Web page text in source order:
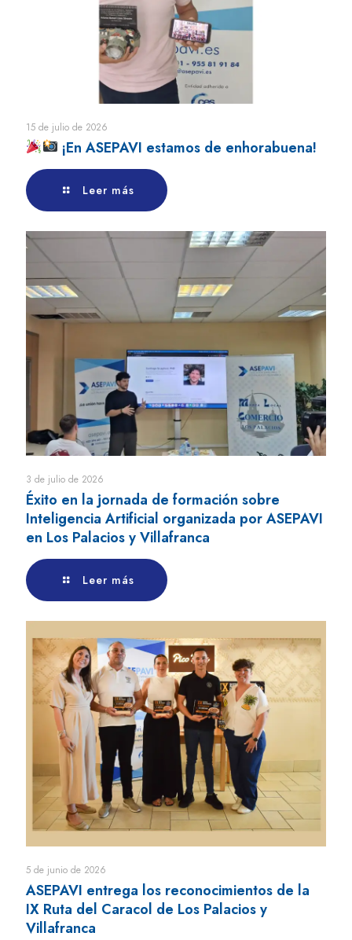
15 de julio de 2026
¡En ASEPAVI estamos de enhorabuena!
Leer más
3 de julio de 2026
Éxito en la jornada de formación sobre
Inteligencia Artificial organizada por ASEPAVI
en Los Palacios y Villafranca
Leer más
5 de junio de 2026
ASEPAVI entrega los reconocimientos de la
IX Ruta del Caracol de Los Palacios y
Villafranca